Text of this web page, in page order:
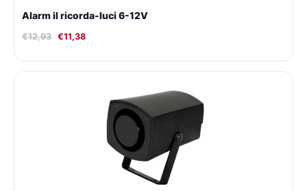
Alarm il ricorda-luci 6-12V
€12,93 €11,38
attuale
€14,84.